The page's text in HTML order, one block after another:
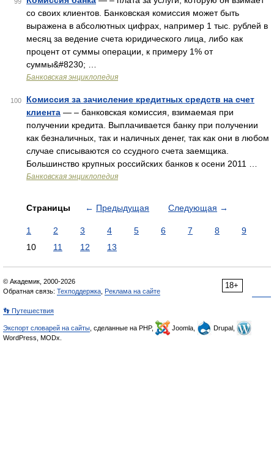
со своих клиентов. Банковская комиссия может быть
выражена в абсолютных цифрах, например 1 тыс. рублей в
месяц за ведение счета юридического лица, либо как
процент от суммы операции, к примеру 1% от
суммы&#8230; …
Банковская энциклопедия
100
Комиссия за зачисление кредитных средств на счет
клиента — – банковская комиссия, взимаемая при
получении кредита. Выплачивается банку при получении
как безналичных, так и наличных денег, так как они в любом
случае списываются со ссудного счета заемщика.
Большинство крупных российских банков к осени 2011 …
Банковская энциклопедия
Страницы ← Предыдущая Следующая →
1 2 3 4 5 6 7 8
9
10
11 12 13
18+
© Академик, 2000-2026
Обратная связь: Техподдержка Реклама на сайте
👣 Путешествия
Экспорт словарей на сайты , сделанные на PHP, Joomla,
Drupal,
WordPress, MODx.